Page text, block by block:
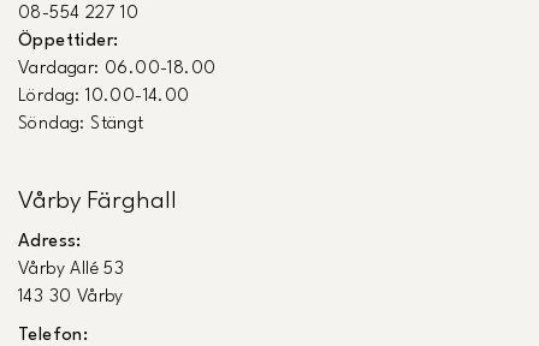
08-554 227 10
Öppettider:
Vardagar: 06.00-18.00
Lördag: 10.00-14.00
Söndag: Stängt
Vårby Färghall
Adress:
Vårby Allé 53
143 30 Vårby
Telefon: